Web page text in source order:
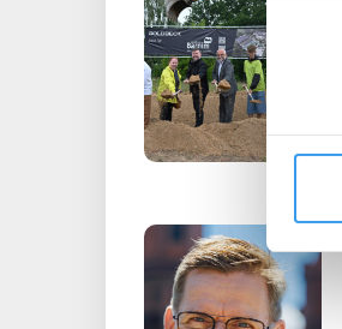
We
Consent
Selection